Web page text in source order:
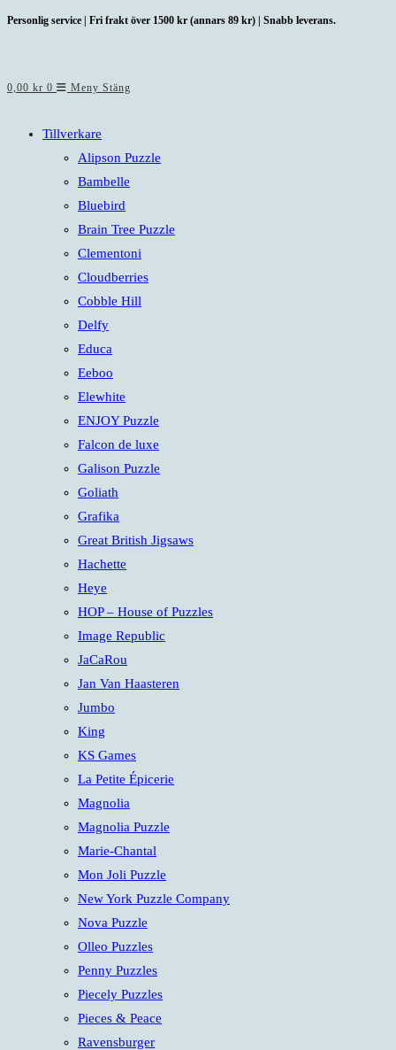
Hoppa
Personlig service | Fri frakt över 1500 kr (annars 89 kr) | Snabb leverans.
0,00 kr 0 Meny Stäng
Tillverkare
Alipson Puzzle
Bambelle
Bluebird
Brain Tree Puzzle
Clementoni
Cloudberries
Cobble Hill
Delfy
Educa
Eeboo
Elewhite
ENJOY Puzzle
Falcon de luxe
Galison Puzzle
Goliath
Grafika
Great British Jigsaws
Hachette
Heye
HOP – House of Puzzles
Image Republic
JaCaRou
Jan Van Haasteren
Jumbo
King
KS Games
La Petite Épicerie
Magnolia
Magnolia Puzzle
Marie-Chantal
Mon Joli Puzzle
New York Puzzle Company
Nova Puzzle
Olleo Puzzles
Penny Puzzles
Piecely Puzzles
Pieces & Peace
Ravensburger